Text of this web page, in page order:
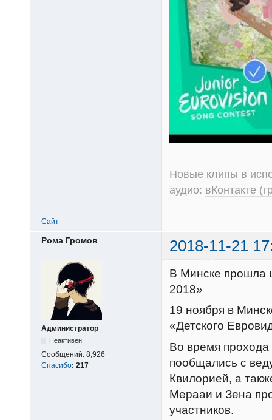
Новые клипы в
аудио: вКонтакте
Сайт
Рома Громов 2018-11-21
Администратор
Неактивен
Сообщений: 8,926
Спасибо: 217
В Минске прошла
2018»
19 ноября в
«Детского
Во время прохода
пообщались с
Квилорией, а
Мерааи и Зена
участников.